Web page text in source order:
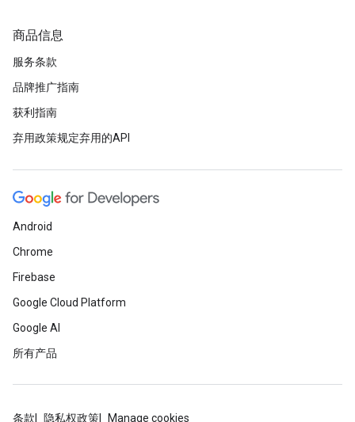
商品信息
服务条款
品牌推广指南
获利指南
弃用政策规定弃用的API
Android
Chrome
Firebase
Google Cloud Platform
Google AI
所有产品
条款 隐私权政策 Manage cookies